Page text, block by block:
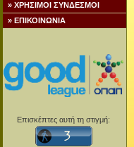
» ΧΡΗΣΙΜΟΙ ΣΥΝΔΕΣΜΟΙ
» ΕΠΙΚΟΙΝΩΝΙΑ
Επισκέπτες αυτή τη στιγμή: